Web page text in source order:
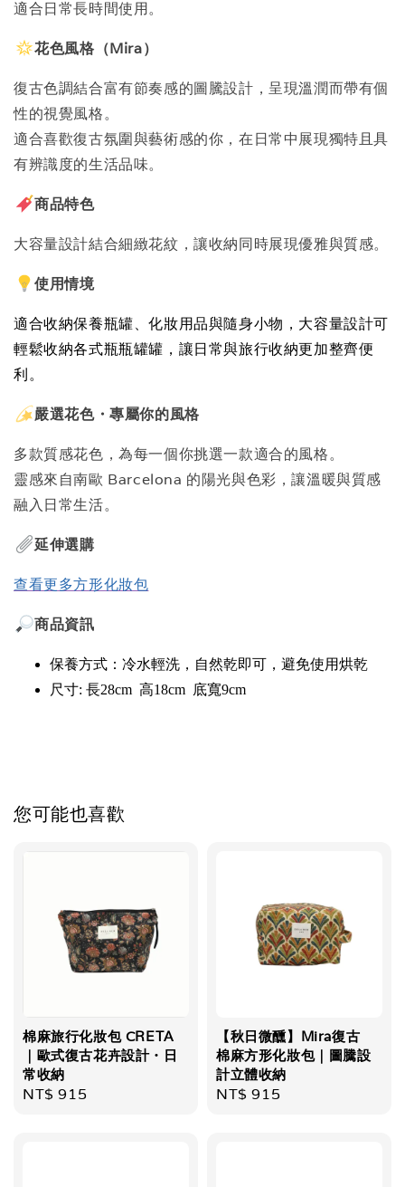
適合日常長時間使用。
花色風格（Mira）
復古色調結合富有節奏感的圖騰設計，呈現溫潤而帶有個
性的視覺風格。
適合喜歡復古氛圍與藝術感的你，在日常中展現獨特且具
有辨識度的生活品味。
商品特色
大容量設計結合細緻花紋，讓收納同時展現優雅與質感。
使用情境
適合收納保養瓶罐、化妝用品與隨身小物，大容量設計可
輕鬆收納各式瓶瓶罐罐，讓日常與旅行收納更加整齊便
利。
嚴選花色・專屬你的風格
多款質感花色，為每一個你挑選一款適合的風格。
靈感來自南歐 Barcelona 的陽光與色彩，讓溫暖與質感
融入日常生活。
延伸選購
查看更多方形化妝包
商品資訊
保養方式：冷水輕洗，自然乾即可，避免使用烘乾
尺寸: 長28cm 高18cm 底寬9cm
您可能也喜歡
棉麻旅行化妝包 CRETA
｜歐式復古花卉設計・日
常收納
Regular
NT$ 915
【秋日微醺】Mira復古
棉麻方形化妝包｜圖騰設
計立體收納
Regular
NT$ 915